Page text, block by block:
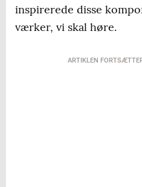
inspirerede disse
værker, vi skal høre.
ARTIKLEN